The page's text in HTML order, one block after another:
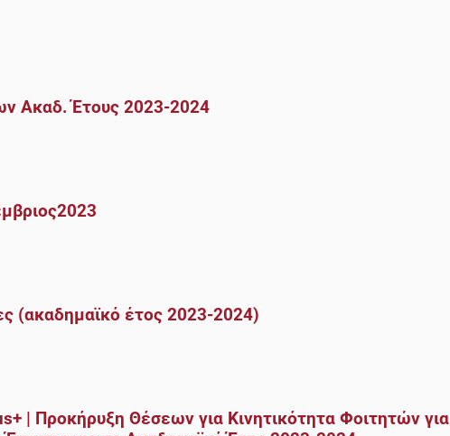
Ακαδ. Έτους 2023-2024
(ακαδημαϊκό έτος 2023-2024)
| Προκήρυξη Θέσεων για Κινητικότητα Φοιτητών για